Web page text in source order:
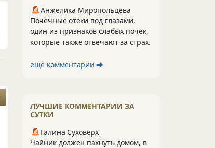
Анжелика Миропольцева
Почечные отёки под глазами,
один из признаков слабых почек,
которые также отвечают за страх.
ещё комментарии ⮕
ЛУЧШИЕ КОММЕНТАРИИ ЗА
СУТКИ
Галина Суховерх
Чайник должен пахнуть домом, в